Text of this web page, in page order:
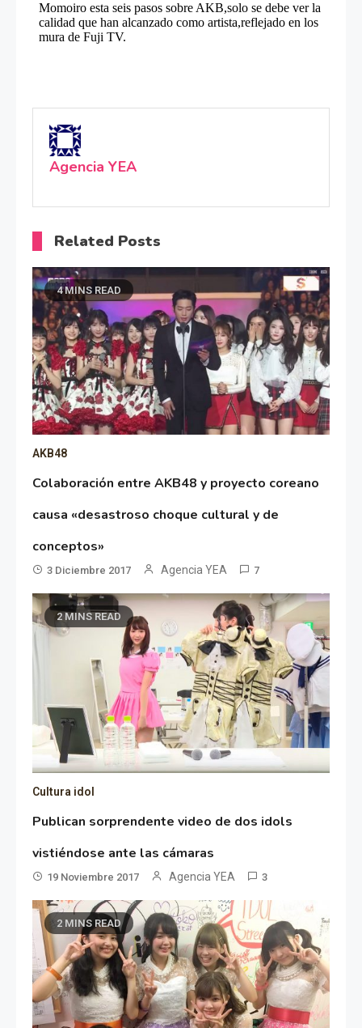
Agencia YEA
Related Posts
4 MINS READ
AKB48
Colaboración entre AKB48 y proyecto coreano
causa «desastroso choque cultural y de
conceptos»
3 Diciembre 2017 Agencia YEA 7
2 MINS READ
Cultura idol
Publican sorprendente video de dos idols
vistiéndose ante las cámaras
19 Noviembre 2017 Agencia YEA 3
2 MINS READ